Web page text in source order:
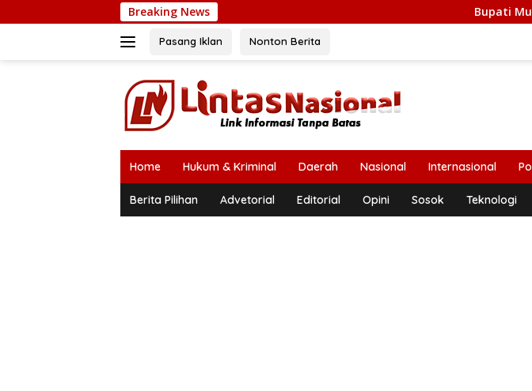
ke
Breaking News Bupati Mukhlis: Tiga
Pasang Iklan Nonton Berita
Home Hukum & Kriminal Daerah Nasional Internasional
Berita Pilihan Advetorial Editorial Opini Sosok Teknologi